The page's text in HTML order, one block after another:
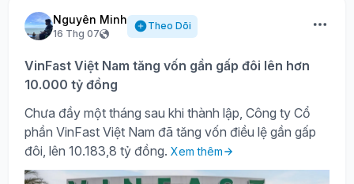
Nguyên Minh
16 Thg 07
Theo Dõi
VinFast Việt Nam tăng vốn gần gấp đôi lên hơn
10.000 tỷ đồng
Chưa đầy một tháng sau khi thành lập, Công ty Cổ
phần VinFast Việt Nam đã tăng vốn điều lệ gần gấp
đôi, lên 10.183,8 tỷ đồng. Xem thêm